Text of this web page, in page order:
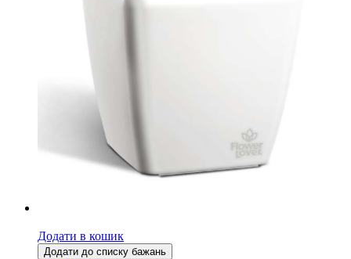
Додати в кошик
Додати до списку бажань